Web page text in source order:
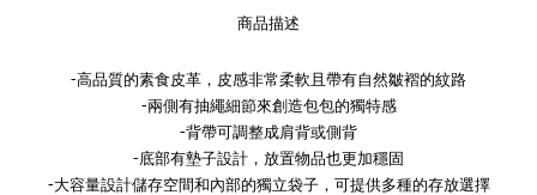
商品描述
-高品質的素食皮革，皮感非常柔軟且帶有自然皺褶的紋路
-兩側有抽繩細節來創造包包的獨特感
-背帶可調整成肩背或側背
-底部有墊子設計，放置物品也更加穩固
-大容量設計儲存空間和內部的獨立袋子，可提供多種的存放選擇